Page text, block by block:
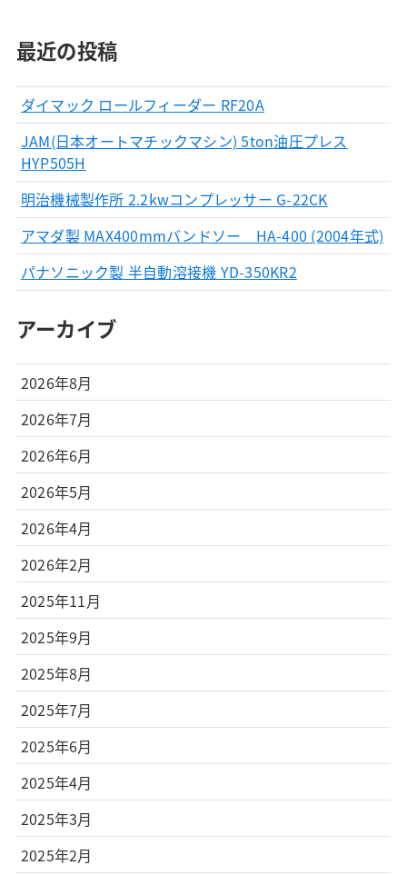
最近の投稿
ダイマック ロールフィーダー RF20A
JAM(日本オートマチックマシン) 5ton油圧プレス
HYP505H
明治機械製作所 2.2kwコンプレッサー G-22CK
アマダ製 MAX400mmバンドソー HA-400 (2004年式)
パナソニック製 半自動溶接機 YD-350KR2
アーカイブ
2026年8月
2026年7月
2026年6月
2026年5月
2026年4月
2026年2月
2025年11月
2025年9月
2025年8月
2025年7月
2025年6月
2025年4月
2025年3月
2025年2月